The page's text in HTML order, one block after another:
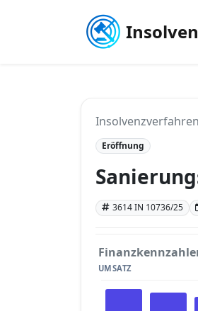
Insolvenzverfahren
Eröffnung
3614 IN 10736/25
UMSATZ